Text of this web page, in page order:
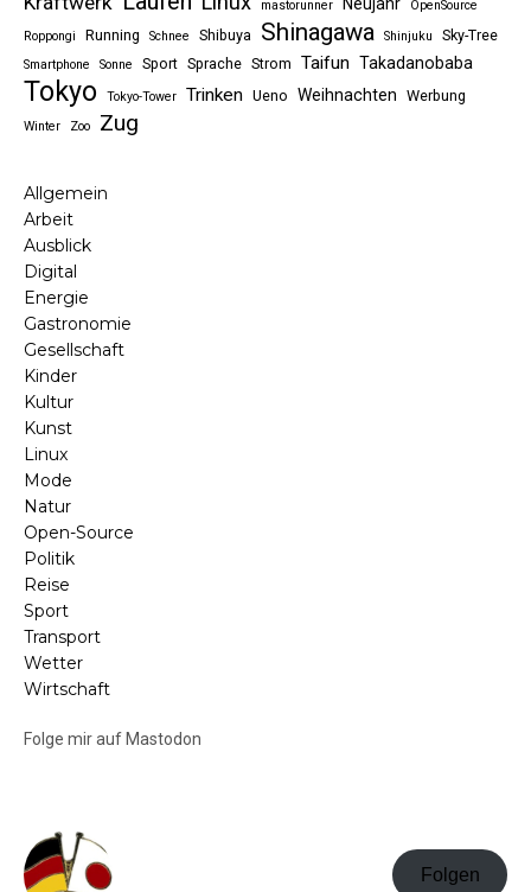
mastorunner
OpenSource
Roppongi
Running Schnee Shibuya Shinagawa Shinjuku Sky-Tree
Smartphone Sonne Sport Sprache Strom Taifun Takadanobaba
Tokyo Tokyo-Tower Trinken Ueno Weihnachten Werbung
Winter Zoo Zug
Allgemein
Arbeit
Ausblick
Digital
Energie
Gastronomie
Gesellschaft
Kinder
Kultur
Kunst
Linux
Mode
Natur
Open-Source
Politik
Reise
Sport
Transport
Wetter
Wirtschaft
Folge mir auf Mastodon
Folgen